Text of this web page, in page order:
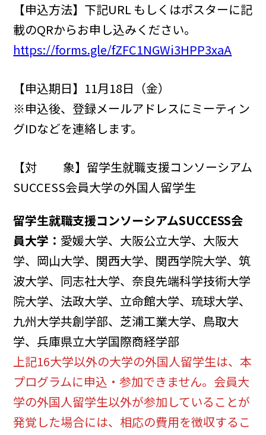
【申込方法】下記URL もしくはポスターに記
載のQRからお申し込みください。
https://forms.gle/fZFC1NGWi3HPP3xaA
【申込期日】11月18日（金）
※申込後、登録メールアドレスにミーティン
グIDなどを連絡します。
【対 象】留学生就職支援コンソーシアム
SUCCESS会員大学の外国人留学生
留学生就職支援コンソーシアムSUCCESS会
員大学： 愛媛大学、大阪公立大学、大阪大
学、岡山大学、関西大学、関西学院大学、筑
波大学、同志社大学、奈良先端科学技術大学
院大学、法政大学、立命館大学、琉球大学、
九州大学共創学部、芝浦工業大学、鳥取大
学、兵庫県立大学国際商経学部
上記16大学以外の大学の外国人留学生は、本
プログラムに申込・参加できません。会員大
学の外国人留学生以外が参加していることが
発覚した場合には、相応の費用を徴収するこ